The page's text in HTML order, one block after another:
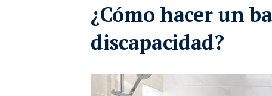
¿Cómo hacer un
discapacidad?